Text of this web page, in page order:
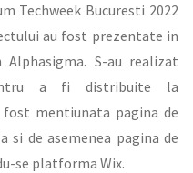
Techweek Bucuresti 2022
au fost prezentate in
S-au realizat
a fi distribuite la
fost mentiunata pagina de
si de asemenea pagina de
se platforma Wix.